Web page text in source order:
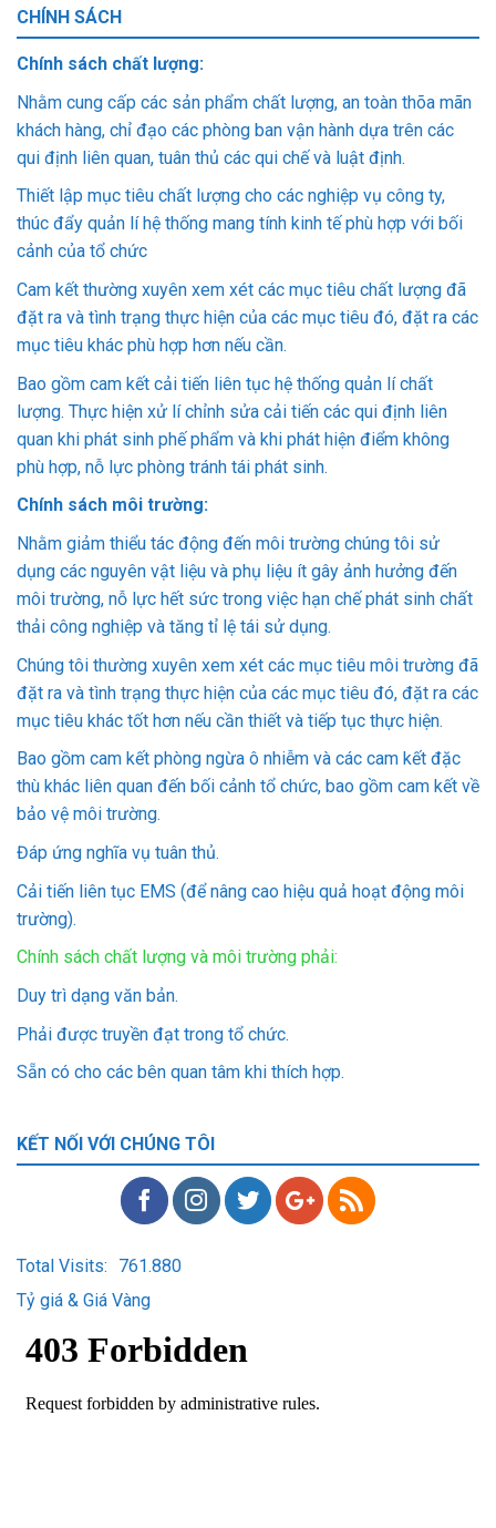
CHÍNH SÁCH
Chính sách chất lượng:
Nhằm cung cấp các sản phẩm chất lượng, an toàn thõa mãn
khách hàng, chỉ đạo các phòng ban vận hành dựa trên các
qui định liên quan, tuân thủ các qui chế và luật định.
Thiết lập mục tiêu chất lượng cho các nghiệp vụ công ty,
thúc đẩy quản lí hệ thống mang tính kinh tế phù hợp với bối
cảnh của tổ chức
Cam kết thường xuyên xem xét các mục tiêu chất lượng đã
đặt ra và tình trạng thực hiện của các mục tiêu đó, đặt ra các
mục tiêu khác phù hợp hơn nếu cần.
Bao gồm cam kết cải tiến liên tục hệ thống quản lí chất
lượng. Thực hiện xử lí chỉnh sửa cải tiến các qui định liên
quan khi phát sinh phế phẩm và khi phát hiện điểm không
phù hợp, nỗ lực phòng tránh tái phát sinh.
Chính sách môi trường:
Nhằm giảm thiểu tác động đến môi trường chúng tôi sử
dụng các nguyên vật liệu và phụ liệu ít gây ảnh hưởng đến
môi trường, nỗ lực hết sức trong việc hạn chế phát sinh chất
thải công nghiệp và tăng tỉ lệ tái sử dụng.
Chúng tôi thường xuyên xem xét các mục tiêu môi trường đã
đặt ra và tình trạng thực hiện của các mục tiêu đó, đặt ra các
mục tiêu khác tốt hơn nếu cần thiết và tiếp tục thực hiện.
Bao gồm cam kết phòng ngừa ô nhiễm và các cam kết đặc
thù khác liên quan đến bối cảnh tổ chức, bao gồm cam kết về
bảo vệ môi trường.
Đáp ứng nghĩa vụ tuân thủ.
Cải tiến liên tục EMS (để nâng cao hiệu quả hoạt động môi
trường).
Chính sách chất lượng và môi trường phải:
Duy trì dạng văn bản.
Phải được truyền đạt trong tổ chức.
Sẵn có cho các bên quan tâm khi thích hợp.
KẾT NỐI VỚI CHÚNG TÔI
Total Visits:
761.880
Tỷ giá & Giá Vàng